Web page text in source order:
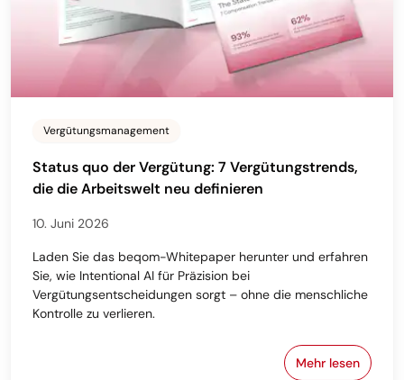
Vergütungsmanagement
Status quo der Vergütung: 7 Vergütungstrends,
die die Arbeitswelt neu definieren
10. Juni 2026
Laden Sie das beqom-Whitepaper herunter und erfahren
Sie, wie Intentional AI für Präzision bei
Vergütungsentscheidungen sorgt – ohne die menschliche
Kontrolle zu verlieren.
Mehr lesenStatus quo